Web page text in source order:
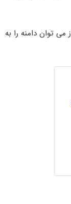
توان دامنه را به